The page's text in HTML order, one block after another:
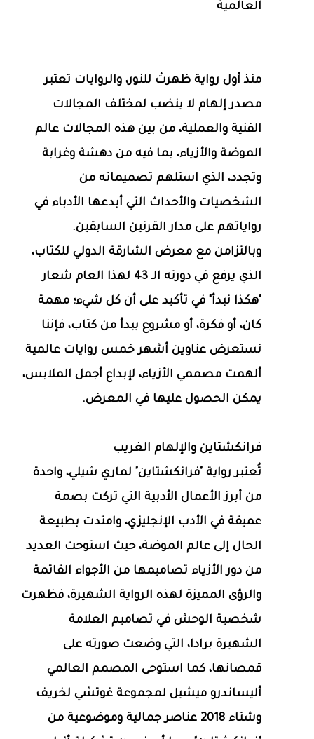
العالمية
منذ أول رواية ظهرتْ للنور، والروايات تعتبر
مصدر إلهام لا ينضب لمختلف المجالات
الفنية والعملية، من بين هذه المجالات عالم
الموضة والأزياء، بما فيه من دهشة وغرابة
وتجدد، الذي استلهم تصميماته من
الشخصيات والأحداث التي أبدعها الأدباء في
رواياتهم على مدار القرنين السابقين.
وبالتزامن مع معرض الشارقة الدولي للكتاب،
الذي يرفع في دورته الـ 43 لهذا العام شعار
"هكذا نبدأ" في تأكيد على أن كل شيء؛ مهمة
كان، أو فكرة، أو مشروع يبدأ من كتاب، فإننا
نستعرض عناوين أشهر خمس روايات عالمية
ألهمت مصممي الأزياء، لإبداع أجمل الملابس،
يمكن الحصول عليها في المعرض.
فرانكشتاين والإلهام الغريب
تُعتبر رواية "فرانكشتاين" لماري شيلي، واحدة
من أبرز الأعمال الأدبية التي تركت بصمة
عميقة في الأدب الإنجليزي، وامتدت بطبيعة
الحال إلى عالم الموضة، حيث استوحت العديد
من دور الأزياء تصاميمها من الأجواء القاتمة
والرؤى المميزة لهذه الرواية الشهيرة، فظهرت
شخصية الوحش في تصاميم العلامة
الشهيرة برادا، التي وضعت صورته على
قمصانها، كما استوحى المصمم العالمي
أليساندرو ميشيل لمجموعة غوتشي لخريف
وشتاء 2018 عناصر جمالية وموضوعية من